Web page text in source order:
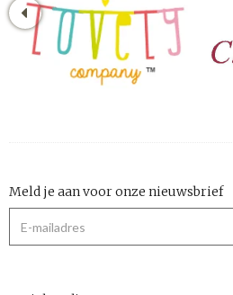
Meld je aan voor onze nieuwsbrief